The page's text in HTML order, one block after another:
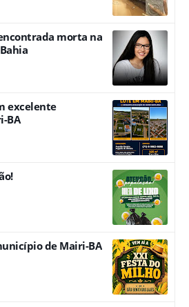
morta na
excelente
BA
de Mairi-BA